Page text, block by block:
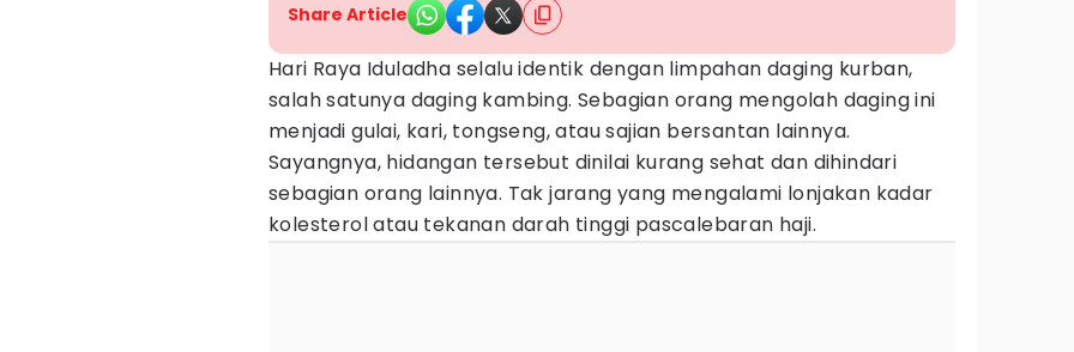
Share Article
Hari Raya Iduladha selalu identik dengan limpahan daging kurban,
salah satunya daging kambing. Sebagian orang mengolah daging ini
menjadi gulai, kari, tongseng, atau sajian bersantan lainnya.
Sayangnya, hidangan tersebut dinilai kurang sehat dan dihindari
sebagian orang lainnya. Tak jarang yang mengalami lonjakan kadar
kolesterol atau tekanan darah tinggi pascalebaran haji.